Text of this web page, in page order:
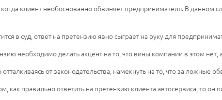
клиент необоснованно обвиняет предпринимателя. В данном
в суд, ответ на претензию явно сыграет на руку для
необходимо делать акцент на то, что вины компании в этом
от законодательства, намекнуть на то, что за ложные
как правильно ответить на претензию клиента автосервиса, то